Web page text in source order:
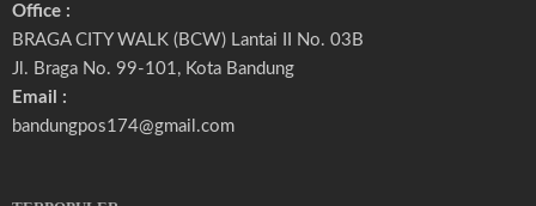
Office :
BRAGA CITY WALK (BCW) Lantai II No. 03B
Jl. Braga No. 99-101, Kota Bandung
Email :
bandungpos174@gmail.com